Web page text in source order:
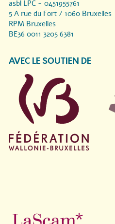
asbl LPC - 0451955761
5 A rue du Fort / 1060 Bruxelles
RPM Bruxelles
BE36 0011 3205 6381
AVEC LE SOUTIEN DE